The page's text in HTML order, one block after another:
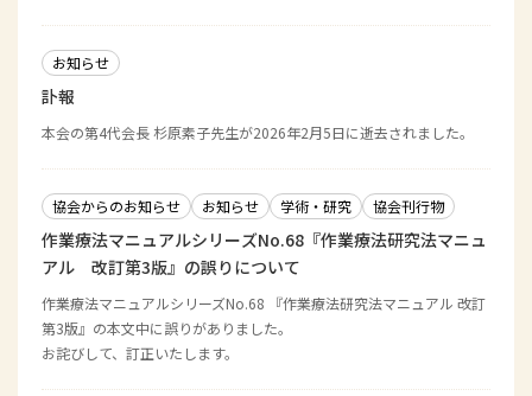
お知らせ
訃報
本会の第4代会長 杉原素子先生が2026年2月5日に逝去されました。
協会からのお知らせ お知らせ 学術・研究 協会刊行物
作業療法マニュアルシリーズNo.68『作業療法研究法マニュ
アル 改訂第3版』の誤りについて
作業療法マニュアルシリーズNo.68 『作業療法研究法マニュアル 改訂
第3版』の本文中に誤りがありました。
お詫びして、訂正いたします。